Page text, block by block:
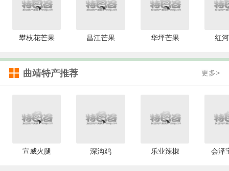
攀枝花芒果 昌江芒果 华坪芒果 红
曲靖特产推荐 更多>
宣威火腿 深沟鸡 乐业辣椒 会泽